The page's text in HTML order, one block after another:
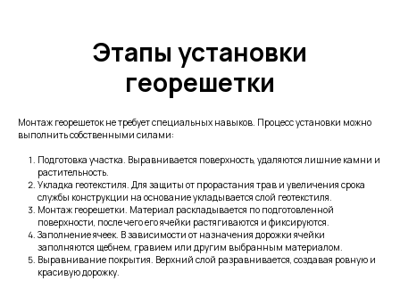
Этапы установки
георешетки
Монтаж георешеток не требует специальных навыков. Процесс установки можно
выполнить собственными силами:
Подготовка участка. Выравнивается поверхность, удаляются лишние камни и
растительность.
Укладка геотекстиля. Для защиты от прорастания трав и увеличения срока
службы конструкции на основание укладывается слой геотекстиля.
Монтаж георешетки. Материал раскладывается по подготовленной
поверхности, после чего его ячейки растягиваются и фиксируются.
Заполнение ячеек. В зависимости от назначения дорожки ячейки
заполняются щебнем, гравием или другим выбранным материалом.
Выравнивание покрытия. Верхний слой разравнивается, создавая ровную и
красивую дорожку.